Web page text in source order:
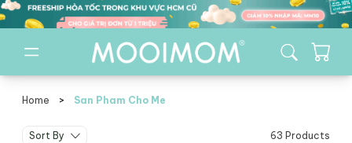
Home > San Pham Cho Me
san pham cho me
Sort By 63 Products